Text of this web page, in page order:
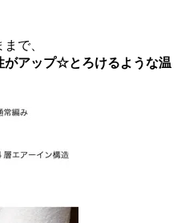
で、
がアップ☆とろけるような温